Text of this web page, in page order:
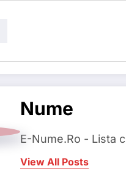
Nume
E-Nume.Ro - Lista
View All Posts